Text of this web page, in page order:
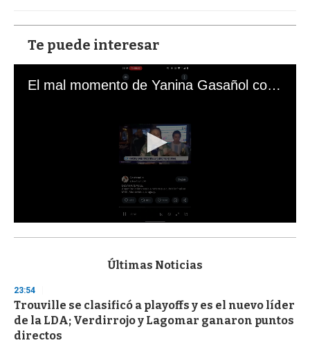
Te puede interesar
El mal momento de Yanina Gasañol con un hincha argentino en "Subrayado"
s
d
s
o
f
3
Últimas Noticias
23:54
Trouville se clasificó a playoffs y es el nuevo líder
de la LDA; Verdirrojo y Lagomar ganaron puntos
directos